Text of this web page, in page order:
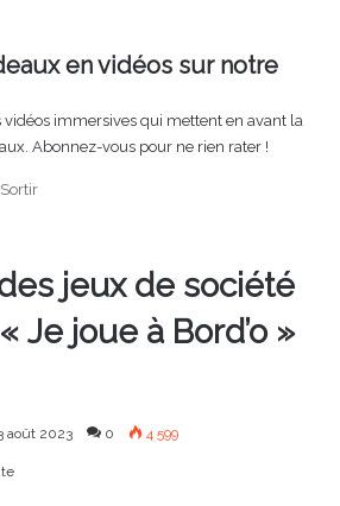
en vidéos sur notre
vidéos immersives qui mettent en avant la
Abonnez-vous pour ne rien rater !
Sortir
jeux de société
Je joue à Bord’o »
août 2023 0 4 599